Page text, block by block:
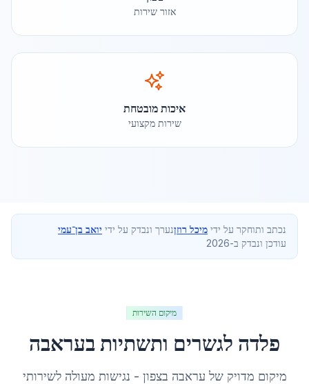
אזור שירות
איכות מובטחת
שירות מקצועי
נכתב ותוחקר על ידי מיכל רוזןנערך ונבדק על ידי יואב בן־עמי
עודכן ונבדק ב-2026
מיקום השירות
פלדה לגשרים ותשתיות בעראבה
מיקום מדויק של עראבה בצפון - נגישות מעולה לשירותי